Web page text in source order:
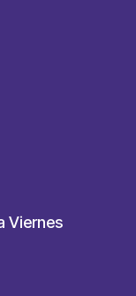
Viernes